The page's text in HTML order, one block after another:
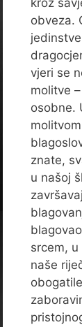
kroz
obveza.
vjeri se
molitve
osobne.
znate,
u našoj
srcem,
naše